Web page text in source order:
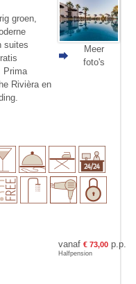
groen,
suites
Prima
Rivièra en
Meer
foto's
vanaf € 73,00p.p.
Halfpension